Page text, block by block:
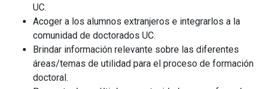
UC.
Acoger a los alumnos extranjeros e integrarlos a la
comunidad de doctorados UC.
Brindar información relevante sobre las diferentes
áreas/temas de utilidad para el proceso de formación
doctoral.